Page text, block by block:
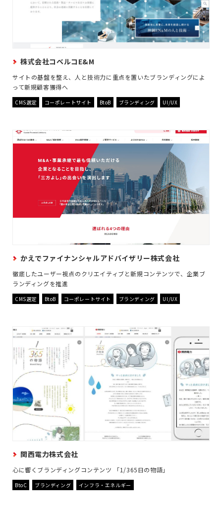
株式会社コベルコE&M
サイトの基盤を整え、人と技術力に重点を置いたブランディングによ
って新規顧客獲得へ
CMS選定 コーポレートサイト BtoB ブランディング UI/UX
かえでファイナンシャルアドバイザリー株式会社
徹底したユーザー視点のクリエイティブと新規コンテンツで、企業ブ
ランディングを推進
CMS選定 BtoB コーポレートサイト ブランディング UI/UX
関西電力株式会社
心に響くブランディングコンテンツ 「1/365日の物語」
BtoC ブランディング インフラ・エネルギー